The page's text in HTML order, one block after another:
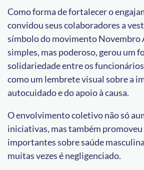
Como forma de fortalecer o
convidou seus colaboradores a
símbolo do movimento Novembro
simples, mas poderoso, gerou um
solidariedade entre os
como um lembrete visual sobre a
autocuidado e do apoio à causa.
O envolvimento coletivo não só
iniciativas, mas também promoveu
importantes sobre saúde
muitas vezes é negligenciado.